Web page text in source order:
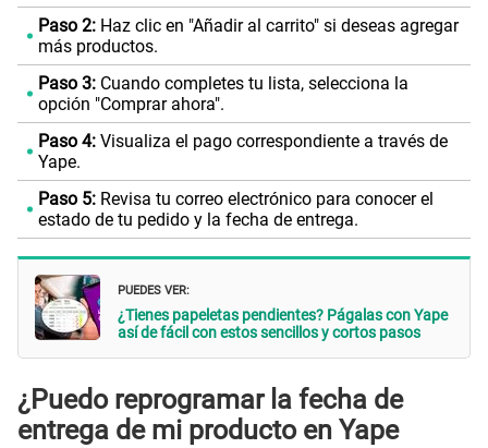
Paso 2:Haz clic en "Añadir al carrito" si deseas agregar
más productos.
Paso 3:Cuando completes tu lista, selecciona la
opción "Comprar ahora".
Paso 4:Visualiza el pago correspondiente a través de
Yape.
Paso 5:Revisa tu correo electrónico para conocer el
estado de tu pedido y la fecha de entrega.
PUEDES VER:
¿Tienes papeletas pendientes? Págalas con Yape
así de fácil con estos sencillos y cortos pasos
¿Puedo reprogramar la fecha de
entrega de mi producto en Yape